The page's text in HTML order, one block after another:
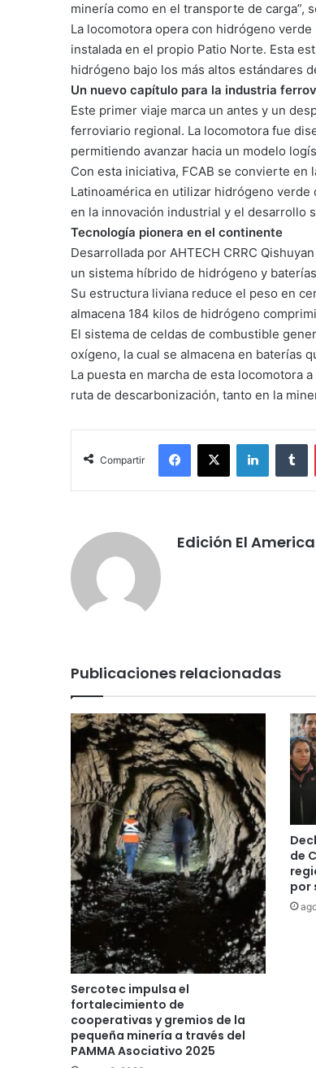
minería como en el transporte de carga”,
La locomotora opera con hidrógeno
instalada en el propio Patio Norte. Esta
hidrógeno bajo los más altos estándares
Un nuevo capítulo para la industria
Este primer viaje marca un antes y un
ferroviario regional. La locomotora fue
permitiendo avanzar hacia un modelo
Con esta iniciativa, FCAB se convierte
Latinoamérica en utilizar hidrógeno
en la innovación industrial y el desarrollo
Tecnología pionera en el continente
Desarrollada por AHTECH CRRC
un sistema híbrido de hidrógeno y
Su estructura liviana reduce el peso en
almacena 184 kilos de hidrógeno
El sistema de celdas de combustible
oxígeno, la cual se almacena en baterías
La puesta en marcha de esta locomotora
ruta de descarbonización, tanto en la
Compartir
Facebook
X LinkedIn
Edición El
Publicaciones relacionadas
Sercotec impulsa el
fortalecimiento de
cooperativas y gremios de la
pequeña minería a través del
PAMMA Asociativo 2025
de
por